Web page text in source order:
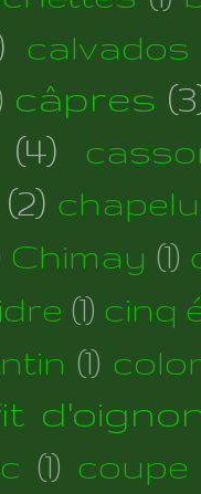
calvados
câpres
(4)
(2)
Chimay (1)
(1) cinq
(1)
(1) coupe